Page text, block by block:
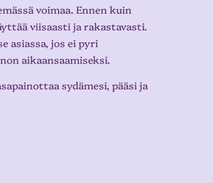
voimaa. Ennen kuin
viisaasti ja rakastavasti.
asiassa, jos ei pyri
aikaansaamiseksi.
sydämesi, pääsi ja